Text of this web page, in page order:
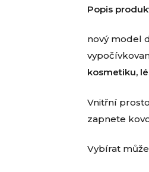
Popis
nový model
kosmetiku,
Vnitřní
zapnete
Vybírat